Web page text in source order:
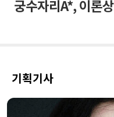
궁수자리A*, 이론
기획기사